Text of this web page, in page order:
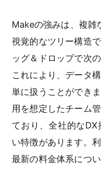
Makeの強みは、複雑
視覚的なツリー構造
ッグ＆ドロップで次
これにより、データ
単に扱うことができ
用を想定したチーム
ており、全社的な
い特徴があります。
最新の料金体系につ